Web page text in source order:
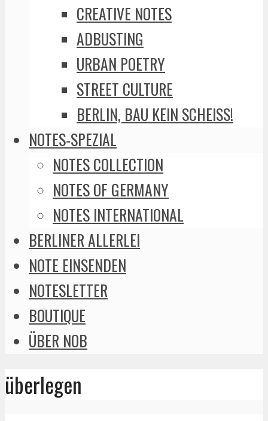
CREATIVE NOTES
ADBUSTING
URBAN POETRY
STREET CULTURE
BERLIN, BAU KEIN SCHEISS!
NOTES-SPEZIAL
NOTES COLLECTION
NOTES OF GERMANY
NOTES INTERNATIONAL
BERLINER ALLERLEI
NOTE EINSENDEN
NOTESLETTER
BOUTIQUE
ÜBER NOB
überlegen